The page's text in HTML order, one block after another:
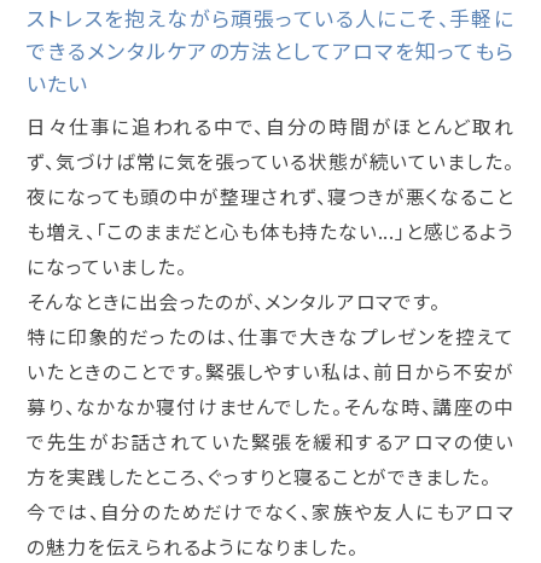
ストレスを抱えながら頑張っている人にこそ、手軽に
できるメンタルケアの方法としてアロマを知ってもら
いたい
日々仕事に追われる中で、自分の時間がほとんど取れ
ず、気づけば常に気を張っている状態が続いていました。
夜になっても頭の中が整理されず、寝つきが悪くなること
も増え、「このままだと心も体も持たない...」と感じるよう
になっていました。
そんなときに出会ったのが、メンタルアロマです。
特に印象的だったのは、仕事で大きなプレゼンを控えて
いたときのことです。緊張しやすい私は、前日から不安が
募り、なかなか寝付けませんでした。そんな時、講座の中
で先生がお話されていた緊張を緩和するアロマの使い
方を実践したところ、ぐっすりと寝ることができました。
今では、自分のためだけでなく、家族や友人にもアロマ
の魅力を伝えられるようになりました。